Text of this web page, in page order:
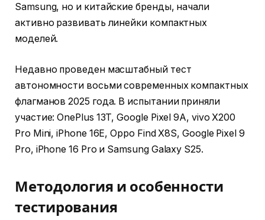
Samsung, но и китайские бренды, начали
активно развивать линейки компактных
моделей.
Недавно проведен масштабный тест
автономности восьми современных компактных
флагманов 2025 года. В испытании приняли
участие: OnePlus 13T, Google Pixel 9A, vivo X200
Pro Mini, iPhone 16E, Oppo Find X8S, Google Pixel 9
Pro, iPhone 16 Pro и Samsung Galaxy S25.
Методология и особенности
тестирования